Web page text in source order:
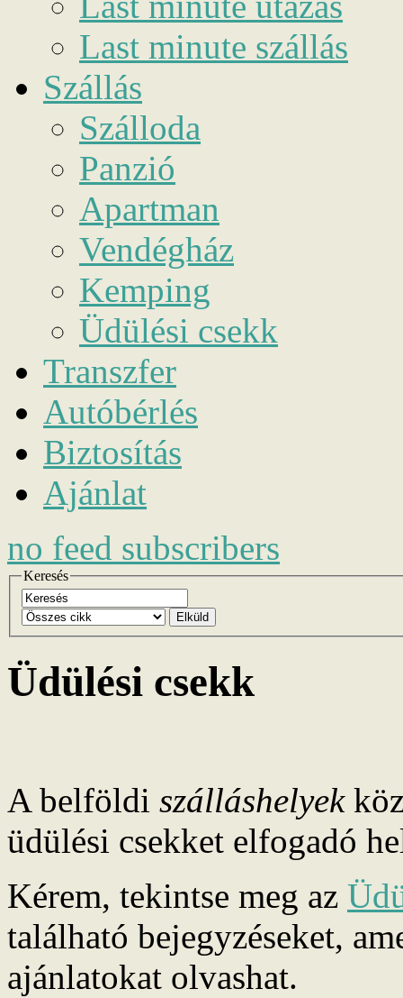
Last minute szállás
Szállás
Szálloda
Panzió
Apartman
Vendégház
Kemping
Üdülési csekk
Transzfer
Autóbérlés
Biztosítás
Ajánlat
no feed subscribers
Keresés
Elküld
Üdülési csekk
A belföldi szálláshelyek
üdülési csekket elfogadó
Kérem, tekintse meg az
található bejegyzéseket,
ajánlatokat olvashat.